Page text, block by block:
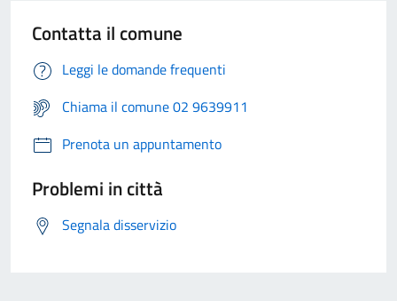
Contatta il comune
Leggi le domande frequenti
Chiama il comune 02 9639911
Prenota un appuntamento
Problemi in città
Segnala disservizio